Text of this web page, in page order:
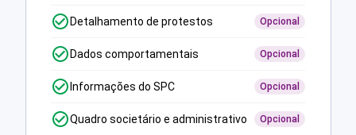
Detalhamento de protestos Opcional
Dados comportamentais Opcional
Informações do SPC Opcional
Quadro societário e administrativo Opcional